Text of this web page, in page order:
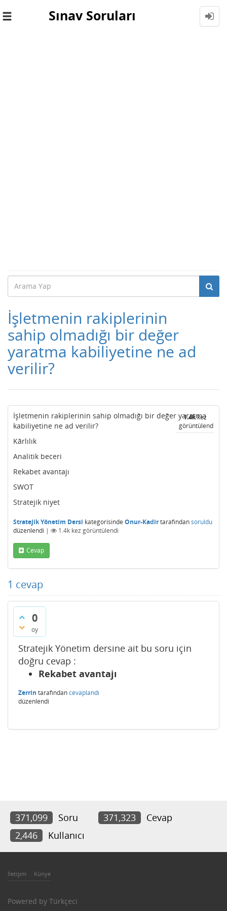
Toggle
Sınav Soruları
İşletmenin rakiplerinin
sahip olmadığı bir değer
yaratma kabiliyetine ne ad
verilir?
1.4kkez
görüntülendi
İşletmenin rakiplerinin sahip olmadığı bir değer yaratma
kabiliyetine ne ad verilir?
Kârlılık
Analitik beceri
Rekabet avantajı
SWOT
Stratejik niyet
Stratejik Yönetim Dersi kategorisinde Onur-Kadirtarafındansoruldu
düzenlendi | 1.4k kez görüntülendi
Cevap
1 cevap
0
oy
Stratejik Yönetim dersine ait bu soru için
doğru cevap :
Rekabet avantajı
Zerrin tarafındancevaplandı
düzenlendi
371,099 Soru 371,323
Cevap
2,446
Kullanıcı
İletişim Künye
Powered by Türkçeci